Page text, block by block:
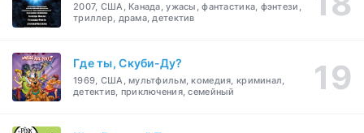
2007, США, Канада, ужасы, фантастика, фэнтези,
триллер, драма, детектив
Где ты, Скуби-Ду?
1969, США, мультфильм, комедия, криминал,
детектив, приключения, семейный